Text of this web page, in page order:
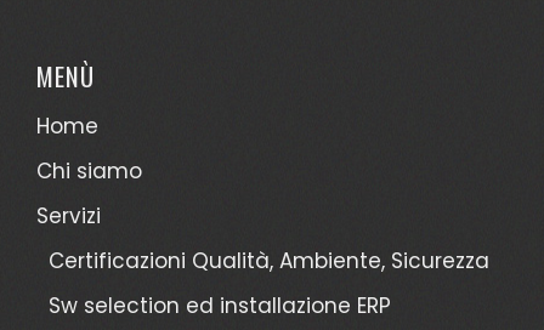
MENÙ
Home
Chi siamo
Servizi
Certificazioni Qualità, Ambiente, Sicurezza
Sw selection ed installazione ERP